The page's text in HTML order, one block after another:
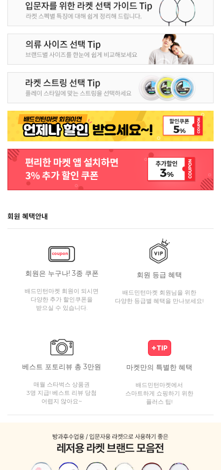
회원 혜택안내
회원은 누구나! 3종 쿠폰
배드민턴마켓 회원이 되시면
다양한 추가 할인쿠폰을
받으실 수 있습니다.
회원 등급 혜택
배드민턴마켓 회원님을 위한
다양한 등급별 혜택을 만나보세요!
베스트 포토리뷰 총 3만원
매월 스타벅스 상품권
3명 지급! 베스트 리뷰 당첨
어렵지 않아요~
마켓만의 특별한 혜택
배드민턴마켓에서
스마트하게 쇼핑하기 위한
플러스 팁!